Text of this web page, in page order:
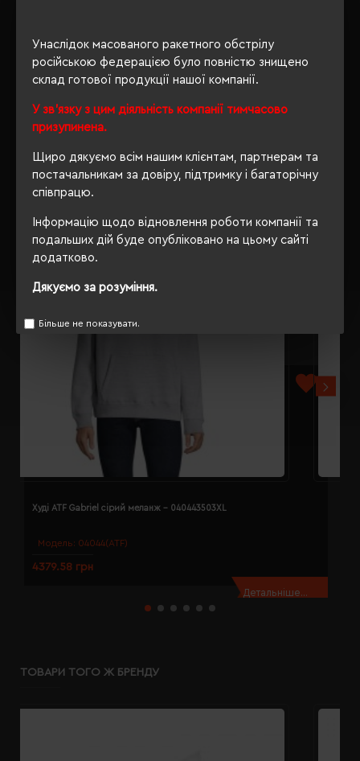
Унаслідок масованого ракетного обстрілу
російською федерацією було повністю знищено
склад готової продукції нашої компанії.
У зв'язку з цим діяльність компанії тимчасово
призупинена.
Щиро дякуємо всім нашим клієнтам, партнерам та
постачальникам за довіру, підтримку і багаторічну
співпрацю.
Інформацію щодо відновлення роботи компанії та
подальших дій буде опубліковано на цьому сайті
додатково.
Дякуємо за розуміння.
Більше не показувати.
ВІДГУКИ
РЕКОМЕНДУЄМО
Модель: 04044(ATF)
Худі ATF Gabriel сірий меланж - 040443503XL
4379.58 грн
Детальніше...
ТОВАРИ ТОГО Ж БРЕНДУ